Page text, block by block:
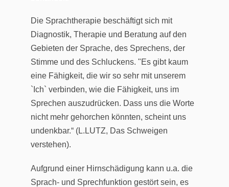
Die Sprachtherapie beschäftigt sich mit
Diagnostik, Therapie und Beratung auf den
Gebieten der Sprache, des Sprechens, der
Stimme und des Schluckens. "Es gibt kaum
eine Fähigkeit, die wir so sehr mit unserem
`Ich` verbinden, wie die Fähigkeit, uns im
Sprechen auszudrücken. Dass uns die Worte
nicht mehr gehorchen könnten, scheint uns
undenkbar.“ (L.LUTZ, Das Schweigen
verstehen).
Aufgrund einer Hirnschädigung kann u.a. die
Sprach- und Sprechfunktion gestört sein, es